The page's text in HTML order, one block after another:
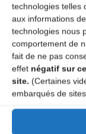
technologies telles
aux informations
technologies nous
comportement de
fait de ne pas
effet négatif sur
site. (Certaines
embarqués de
Salle
obligatoires sont